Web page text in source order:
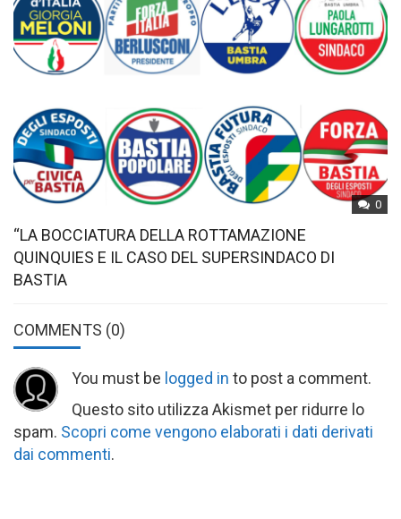
0
“LA BOCCIATURA DELLA ROTTAMAZIONE
QUINQUIES E IL CASO DEL SUPERSINDACO DI
BASTIA
COMMENTS (0)
You must be logged in to post a comment.
Questo sito utilizza Akismet per ridurre lo
spam. Scopri come vengono elaborati i dati derivati
dai commenti.